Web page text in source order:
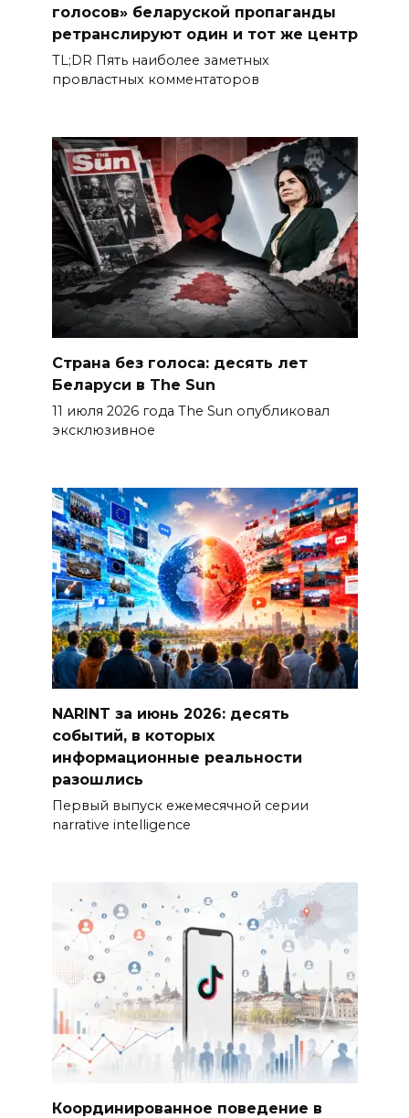
голосов» беларуской пропаганды
ретранслируют один и тот же центр
TL;DR Пять наиболее заметных
провластных комментаторов
Страна без голоса: десять лет
Беларуси в The Sun
11 июля 2026 года The Sun опубликовал
эксклюзивное
NARINT за июнь 2026: десять
событий, в которых
информационные реальности
разошлись
Первый выпуск ежемесячной серии
narrative intelligence
Координированное поведение в